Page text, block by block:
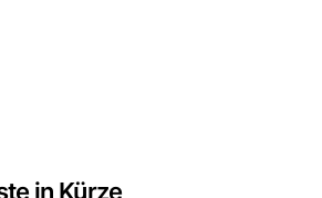
in Kürze